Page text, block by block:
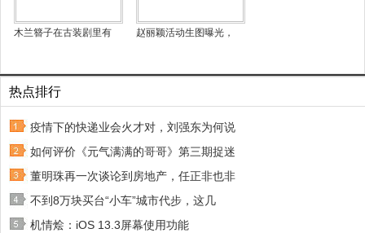
木兰簪子在古装剧里有 赵丽颖活动生图曝光，
热点排行
疫情下的快递业会火才对，刘强东为何说
如何评价《元气满满的哥哥》第三期捉迷
董明珠再一次谈论到房地产，任正非也非
不到8万块买台“小车”城市代步，这几
机情烩：iOS 13.3屏幕使用功能